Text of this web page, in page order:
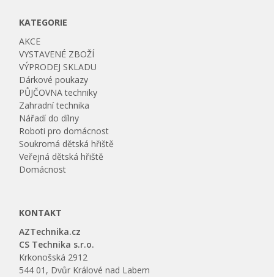
KATEGORIE
AKCE
VYSTAVENÉ ZBOŽÍ
VÝPRODEJ SKLADU
Dárkové poukazy
PŮJČOVNA techniky
Zahradní technika
Nářadí do dílny
Roboti pro domácnost
Soukromá dětská hřiště
Veřejná dětská hřiště
Domácnost
KONTAKT
AZTechnika.cz
CS Technika s.r.o.
Krkonošská 2912
544 01, Dvůr Králové nad Labem